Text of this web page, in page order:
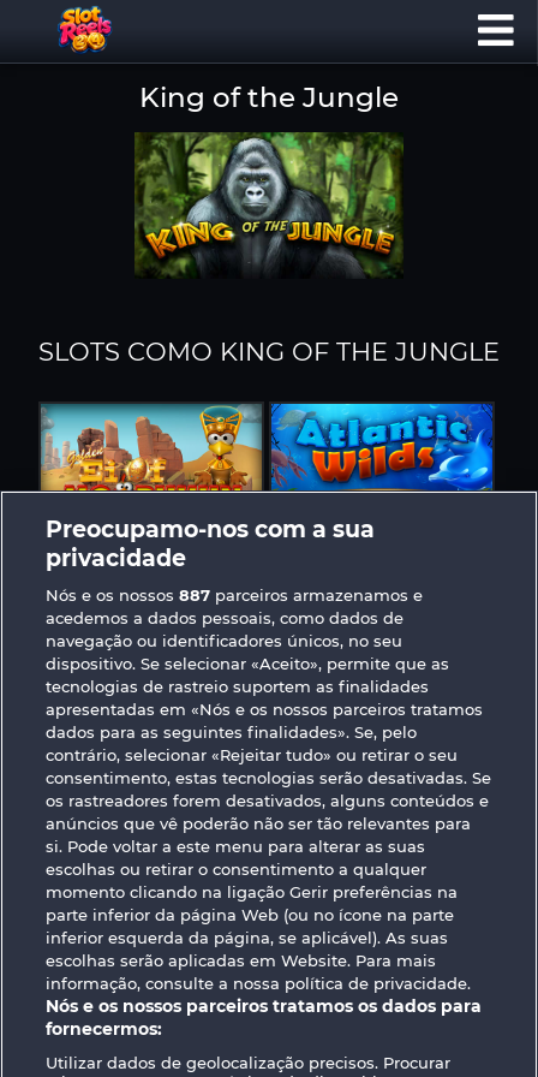
King of the Jungle
SLOTS COMO KING OF THE JUNGLE
Golden Ei of Moorhuhn
Cutie Cat Night Wolves
Termos e Condições
Declaração de Privacidade
Empresa Perguntas frequentes
Facebook
Enviar pedido de rescisão
Preocupamo-nos com a sua
privacidade
Nós e os nossos887 parceiros armazenamos e
acedemos a dados pessoais, como dados de
navegação ou identificadores únicos, no seu
dispositivo. Se selecionar «Aceito», permite que as
tecnologias de rastreio suportem as finalidades
apresentadas em «Nós e os nossos parceiros tratamos
dados para as seguintes finalidades». Se, pelo
contrário, selecionar «Rejeitar tudo» ou retirar o seu
consentimento, estas tecnologias serão desativadas. Se
os rastreadores forem desativados, alguns conteúdos e
anúncios que vê poderão não ser tão relevantes para
si. Pode voltar a este menu para alterar as suas
escolhas ou retirar o consentimento a qualquer
momento clicando na ligação Gerir preferências na
parte inferior da página Web (ou no ícone na parte
inferior esquerda da página, se aplicável). As suas
escolhas serão aplicadas em Website. Para mais
informação, consulte a nossa política de privacidade.
Nós e os nossos parceiros tratamos os dados para
fornecermos:
Utilizar dados de geolocalização precisos. Procurar